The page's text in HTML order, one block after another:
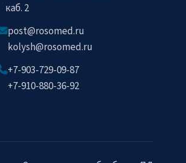
каб. 2
post@rosomed.ru
kolysh@rosomed.ru
+7-903-729-09-87
+7-910-880-36-92